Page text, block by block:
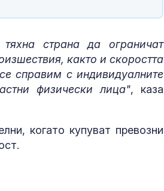
страна да ограничат
както и скоростта
справим с индивидуалните
физически лица", каза
когато купуват превозни